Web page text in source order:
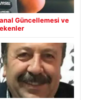
Güncellemesi ve